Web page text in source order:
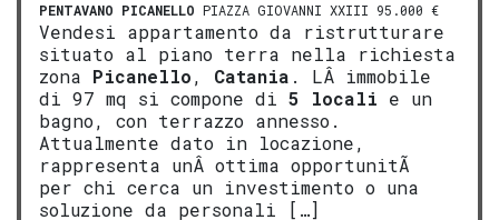
PENTAVANO PICANELLO PIAZZA GIOVANNI XXIII 95.000 €
Vendesi appartamento da ristrutturare
situato al piano terra nella richiesta
zona Picanello, Catania . LÂ immobile
di 97 mq si compone di 5 locali e un
bagno, con terrazzo annesso.
Attualmente dato in locazione,
rappresenta unÂ ottima opportunitÃ
per chi cerca un investimento o una
soluzione da personali […]